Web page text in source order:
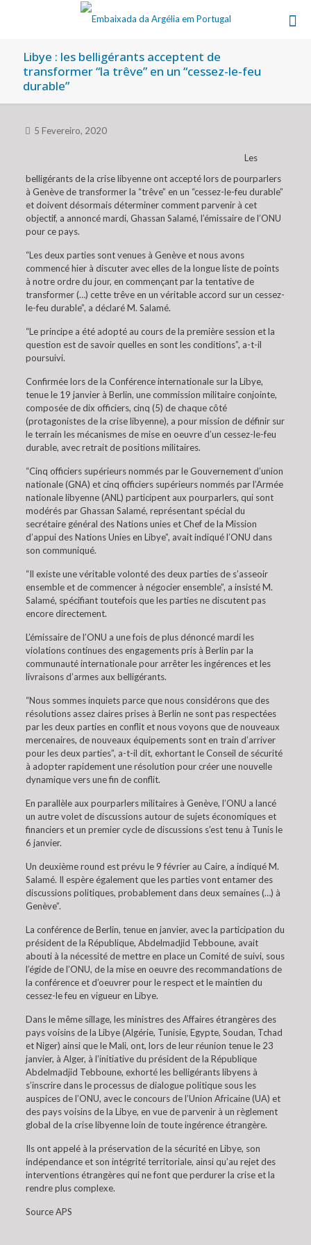
Libye : les belligérants acceptent de
transformer “la trêve” en un “cessez-le-feu
durable”
5 Fevereiro, 2020
Les
belligérants de la crise libyenne ont accepté lors de pourparlers
à Genève de transformer la “trêve” en un “cessez-le-feu durable”
et doivent désormais déterminer comment parvenir à cet
objectif, a annoncé mardi, Ghassan Salamé, l’émissaire de l’ONU
pour ce pays.
“Les deux parties sont venues à Genève et nous avons
commencé hier à discuter avec elles de la longue liste de points
à notre ordre du jour, en commençant par la tentative de
transformer (…) cette trêve en un véritable accord sur un cessez-
le-feu durable”, a déclaré M. Salamé.
“Le principe a été adopté au cours de la première session et la
question est de savoir quelles en sont les conditions”, a-t-il
poursuivi.
Confirmée lors de la Conférence internationale sur la Libye,
tenue le 19 janvier à Berlin, une commission militaire conjointe,
composée de dix officiers, cinq (5) de chaque côté
(protagonistes de la crise libyenne), a pour mission de définir sur
le terrain les mécanismes de mise en oeuvre d’un cessez-le-feu
durable, avec retrait de positions militaires.
“Cinq officiers supérieurs nommés par le Gouvernement d’union
nationale (GNA) et cinq officiers supérieurs nommés par l’Armée
nationale libyenne (ANL) participent aux pourparlers, qui sont
modérés par Ghassan Salamé, représentant spécial du
secrétaire général des Nations unies et Chef de la Mission
d’appui des Nations Unies en Libye”, avait indiqué l’ONU dans
son communiqué.
“Il existe une véritable volonté des deux parties de s’asseoir
ensemble et de commencer à négocier ensemble”, a insisté M.
Salamé, spécifiant toutefois que les parties ne discutent pas
encore directement.
L’émissaire de l’ONU a une fois de plus dénoncé mardi les
violations continues des engagements pris à Berlin par la
communauté internationale pour arrêter les ingérences et les
livraisons d’armes aux belligérants.
“Nous sommes inquiets parce que nous considérons que des
résolutions assez claires prises à Berlin ne sont pas respectées
par les deux parties en conflit et nous voyons que de nouveaux
mercenaires, de nouveaux équipements sont en train d’arriver
pour les deux parties”, a-t-il dit, exhortant le Conseil de sécurité
à adopter rapidement une résolution pour créer une nouvelle
dynamique vers une fin de conflit.
En parallèle aux pourparlers militaires à Genève, l’ONU a lancé
un autre volet de discussions autour de sujets économiques et
financiers et un premier cycle de discussions s’est tenu à Tunis le
6 janvier.
Un deuxième round est prévu le 9 février au Caire, a indiqué M.
Salamé. Il espère également que les parties vont entamer des
discussions politiques, probablement dans deux semaines (…) à
Genève”.
La conférence de Berlin, tenue en janvier, avec la participation du
président de la République, Abdelmadjid Tebboune, avait
abouti à la nécessité de mettre en place un Comité de suivi, sous
l’égide de l’ONU, de la mise en oeuvre des recommandations de
la conférence et d’oeuvrer pour le respect et le maintien du
cessez-le feu en vigueur en Libye.
Dans le même sillage, les ministres des Affaires étrangères des
pays voisins de la Libye (Algérie, Tunisie, Egypte, Soudan, Tchad
et Niger) ainsi que le Mali, ont, lors de leur réunion tenue le 23
janvier, à Alger, à l’initiative du président de la République
Abdelmadjid Tebboune, exhorté les belligérants libyens à
s’inscrire dans le processus de dialogue politique sous les
auspices de l’ONU, avec le concours de l’Union Africaine (UA) et
des pays voisins de la Libye, en vue de parvenir à un règlement
global de la crise libyenne loin de toute ingérence étrangère.
Ils ont appelé à la préservation de la sécurité en Libye, son
indépendance et son intégrité territoriale, ainsi qu’au rejet des
interventions étrangères qui ne font que perdurer la crise et la
rendre plus complexe.
Source APS